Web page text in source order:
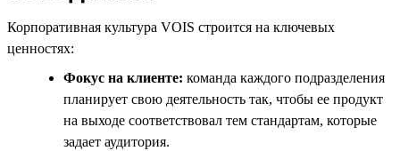
Корпоративная культура VOIS строится на ключевых
ценностях:
Фокус на клиенте: команда каждого подразделения
планирует свою деятельность так, чтобы ее продукт
на выходе соответствовал тем стандартам, которые
задает аудитория.